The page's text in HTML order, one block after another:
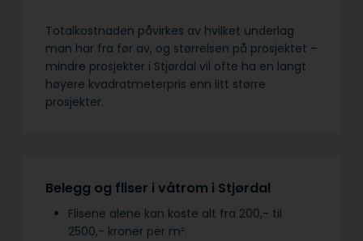
Totalkostnaden påvirkes av hvilket underlag
man har fra før av, og størrelsen på prosjektet –
mindre prosjekter i Stjørdal vil ofte ha en langt
høyere kvadratmeterpris enn litt større
prosjekter.
Belegg og fliser i våtrom i Stjørdal
Flisene alene kan koste alt fra 200,- til
2500,- kroner per m².